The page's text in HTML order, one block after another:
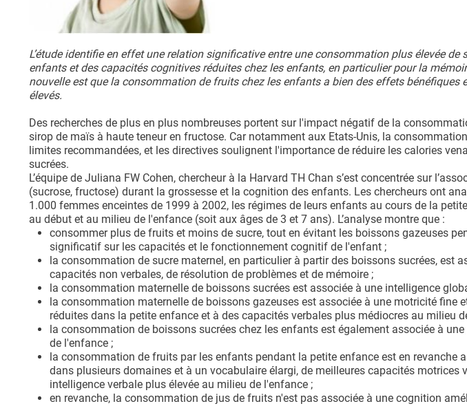
L’étude identifie en effet une relation significative entre une consommation plus élevée de
enfants et des capacités cognitives réduites chez les enfants, en particulier pour la
nouvelle est que la consommation de fruits chez les enfants a bien des effets bénéfiques
élevés.
Des recherches de plus en plus nombreuses portent sur l'impact négatif de la
sirop de maïs à haute teneur en fructose. Car notamment aux Etats-Unis, la
limites recommandées, et les directives soulignent l'importance de réduire les calories
sucrées.
L’équipe de Juliana FW Cohen, chercheur à la Harvard TH Chan s’est concentrée sur
(sucrose, fructose) durant la grossesse et la cognition des enfants. Les chercheurs ont
1.000 femmes enceintes de 1999 à 2002, les régimes de leurs enfants au cours de la
au début et au milieu de l'enfance (soit aux âges de 3 et 7 ans). L’analyse montre que :
consommer plus de fruits et moins de sucre, tout en évitant les boissons gazeuses
significatif sur les capacités et le fonctionnement cognitif de l'enfant ;
la consommation de sucre maternel, en particulier à partir des boissons sucrées, est
capacités non verbales, de résolution de problèmes et de mémoire ;
la consommation maternelle de boissons sucrées est associée à une intelligence
la consommation maternelle de boissons gazeuses est associée à une motricité fine
réduites dans la petite enfance et à des capacités verbales plus médiocres au milieu
la consommation de boissons sucrées chez les enfants est également associée à
de l'enfance ;
la consommation de fruits par les enfants pendant la petite enfance est en revanche
dans plusieurs domaines et à un vocabulaire élargi, de meilleures capacités motrices
intelligence verbale plus élevée au milieu de l'enfance ;
en revanche, la consommation de jus de fruits n'est pas associée à une cognition